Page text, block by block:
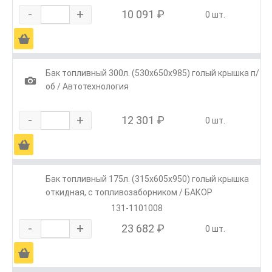
- + 10 091 ₽ 0 шт.
Ä
1
Бак топливный 300л. (530х650х985) голый крышка п/
об / Автотехнология
- + 12 301 ₽ 0 шт.
Ä
Бак топливный 175л. (315х605х950) голый крышка
откидная, с топливозаборником / БАКОР
131-1101008
- + 23 682 ₽ 0 шт.
Ä